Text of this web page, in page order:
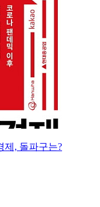
제, 돌파구는?